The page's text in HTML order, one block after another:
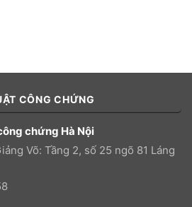
CÔNG CHỨNG
chứng Hà Nội
Võ: Tầng 2, số 25 ngõ 81 Láng